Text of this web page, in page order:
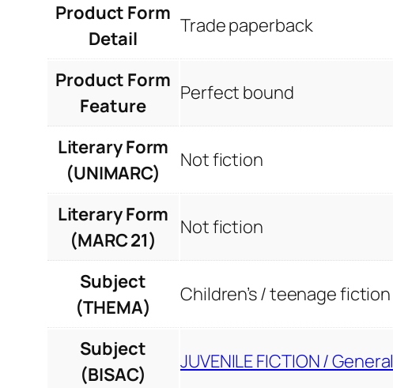
Product Form
Detail
Trade paperback
Product Form
Feature
Perfect bound
Literary Form
(UNIMARC)
Not fiction
Literary Form
(MARC 21)
Not fiction
Subject
(THEMA)
Children’s / teenage fiction
Subject
(BISAC)
JUVENILE FICTION / General